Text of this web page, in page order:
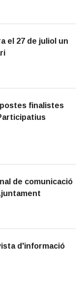
el 27 de juliol un
finalistes
de comunicació
d'informació